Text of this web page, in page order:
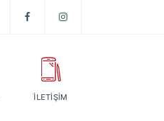
İLETİŞİM